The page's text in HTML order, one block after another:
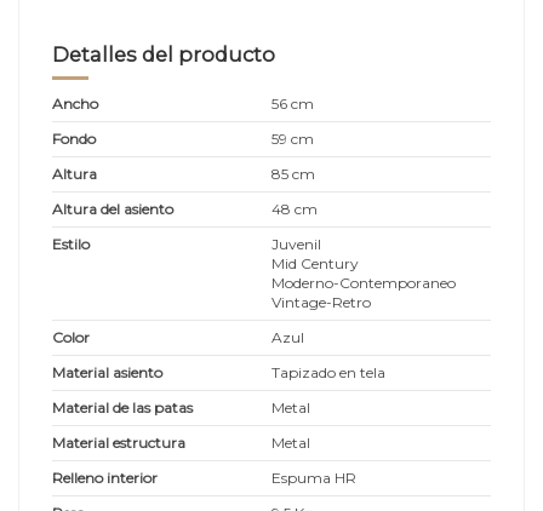
Detalles del producto
Ancho
56 cm
Fondo
59 cm
Altura
85 cm
Altura del asiento
48 cm
Estilo
Juvenil
Mid Century
Moderno-Contemporaneo
Vintage-Retro
Color
Azul
Material asiento
Tapizado en tela
Material de las patas
Metal
Material estructura
Metal
Relleno interior
Espuma HR